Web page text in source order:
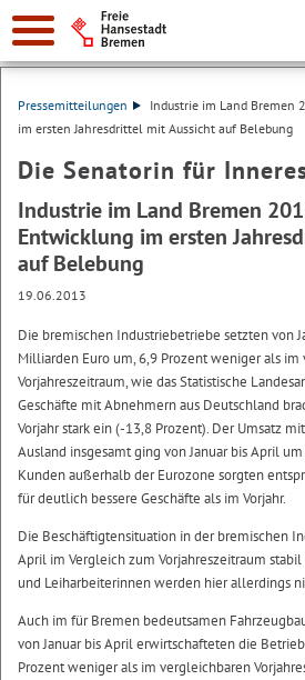
Suche:
Pressemitteilungen
Industrie im Land Bremen
im ersten Jahresdrittel mit Aussicht auf Belebung
Die Senatorin für
Industrie im Land Bremen
Entwicklung im ersten
auf Belebung
19.06.2013
Die bremischen Industriebetriebe setzten von
Milliarden Euro um, 6,9 Prozent weniger als
Vorjahreszeitraum, wie das Statistische
Geschäfte mit Abnehmern aus Deutschland
Vorjahr stark ein (-13,8 Prozent). Der Umsatz
Ausland insgesamt ging von Januar bis April
Kunden außerhalb der Eurozone sorgten
für deutlich bessere Geschäfte als im Vorjahr.
Die Beschäftigtensituation in der bremischen
April im Vergleich zum Vorjahreszeitraum
und Leiharbeiterinnen werden hier allerdings
Auch im für Bremen bedeutsamen
von Januar bis April erwirtschafteten die
Prozent weniger als im vergleichbaren